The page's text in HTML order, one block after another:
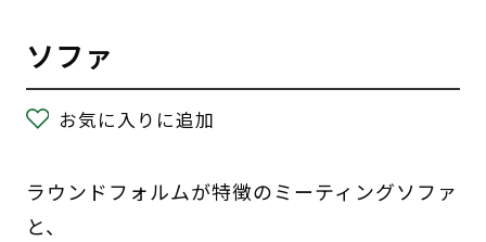
ソファ
お気に入りに追加
ラウンドフォルムが特徴のミーティングソファ
と、